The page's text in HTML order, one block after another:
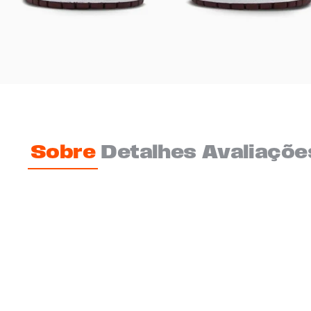
Sobre Detalhes